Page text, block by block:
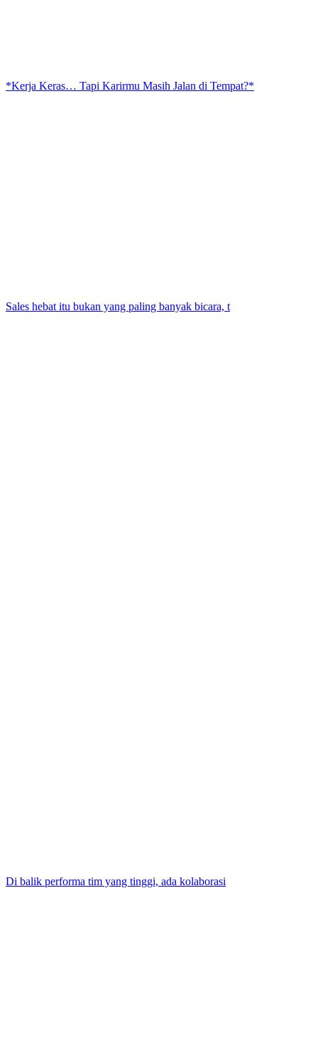
*Kerja Keras… Tapi Karirmu Masih Jalan di Tempat?*
Sales hebat itu bukan yang paling banyak bicara, t
Di balik performa tim yang tinggi, ada kolaborasi